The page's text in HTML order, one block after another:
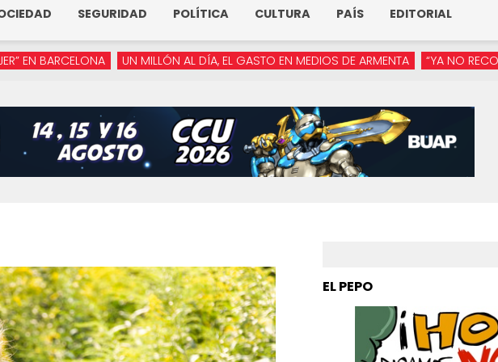
SEGURIDAD POLÍTICA CULTURA PAÍS
EDITORIAL
UN MILLÓN AL DÍA, EL GASTO EN MEDIOS DE ARMENTA “YA NO RECONOZCO A MI
EL PEPO